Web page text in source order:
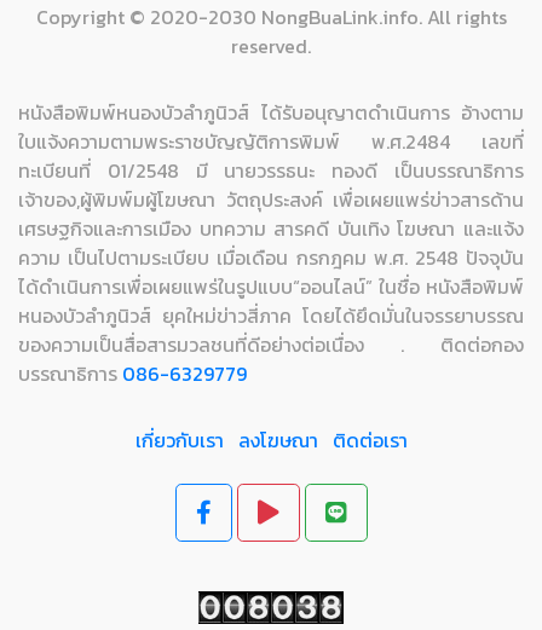
Copyright © 2020-2030 NongBuaLink.info. All rights
reserved.
หนังสือพิมพ์หนองบัวลำภูนิวส์ ได้รับอนุญาตดำเนินการ อ้างตาม
ใบแจ้งความตามพระราชบัญญัติการพิมพ์ พ.ศ.2484 เลขที่
ทะเบียนที่ 01/2548 มี นายวรรธนะ ทองดี เป็นบรรณาธิการ
เจ้าของ,ผู้พิมพ์มผู้โฆษณา วัตถุประสงค์ เพื่อเผยแพร่ข่าวสารด้าน
เศรษฐกิจและการเมือง บทความ สารคดี บันเทิง โฆษณา และแจ้ง
ความ เป็นไปตามระเบียบ เมื่อเดือน กรกฎคม พ.ศ. 2548 ปัจจุบัน
ได้ดำเนินการเพื่อเผยแพร่ในรูปแบบ“ออนไลน์” ในชื่อ หนังสือพิมพ์
หนองบัวลำภูนิวส์ ยุคใหม่ข่าวสี่ภาค โดยได้ยึดมั่นในจรรยาบรรณ
ของความเป็นสื่อสารมวลชนที่ดีอย่างต่อเนื่อง . ติดต่อกอง
บรรณาธิการ 086-6329779
เกี่ยวกับเรา ลงโฆษณา ติดต่อเรา